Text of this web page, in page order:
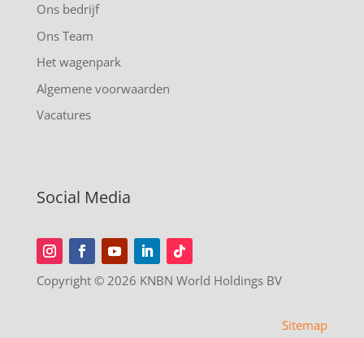
Ons bedrijf
Ons Team
Het wagenpark
Algemene voorwaarden
Vacatures
Social Media
Copyright © 2026 KNBN World Holdings BV
Sitemap